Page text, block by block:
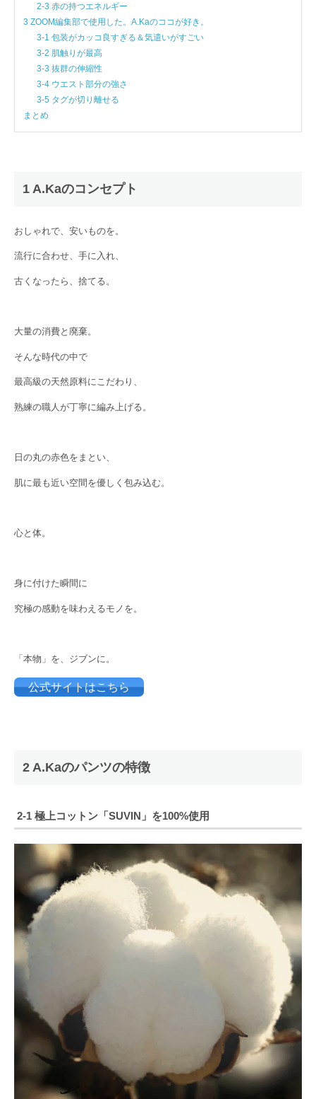
2-3 赤の持つエネルギー
3 ZOOM編集部で使用した。A.Kaのココが好き。
3-1 包装がカッコ良すぎる＆気遣いがすごい
3-2 肌触りが最高
3-3 抜群の伸縮性
3-4 ウエスト部分の強さ
3-5 タグが切り離せる
まとめ
1 A.Kaのコンセプト
おしゃれで、安いものを。
流行に合わせ、手に入れ、
古くなったら、捨てる。
大量の消費と廃棄。
そんな時代の中で
最高級の天然原料にこだわり、
熟練の職人が丁寧に編み上げる。
日の丸の赤色をまとい、
肌に最も近い空間を優しく包み込む。
心と体。
身に付けた瞬間に
究極の感動を味わえるモノを。
「本物」を、ジブンに。
公式サイトはこちら
2 A.Kaのパンツの特徴
2-1 極上コットン「SUVIN」を100%使用